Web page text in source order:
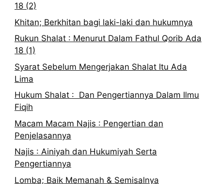
18 (2)
Khitan; Berkhitan bagi laki-laki dan hukumnya
Rukun Shalat : Menurut Dalam Fathul Qorib Ada
18 (1)
Syarat Sebelum Mengerjakan Shalat Itu Ada
Lima
Hukum Shalat : Dan Pengertiannya Dalam Ilmu
Fiqih
Macam Macam Najis : Pengertian dan
Penjelasannya
Najis : Ainiyah dan Hukumiyah Serta
Pengertiannya
Lomba; Baik Memanah & Semisalnya